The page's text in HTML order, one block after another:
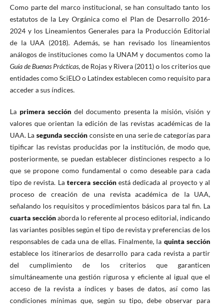
Como parte del marco institucional, se han consultado tanto los
estatutos de la Ley Orgánica como el Plan de Desarrollo 2016-
2024 y los Lineamientos Generales para la Producción Editorial
de la UAA (2018). Además, se han revisado los lineamientos
análogos de instituciones como la UNAM y documentos como la
Guía de Buenas Prácticas, de Rojas y Rivera (2011) o los criterios que
entidades como SciELO o Latindex establecen como requisito para
acceder a sus índices.
La primera sección del documento presenta la misión, visión y
valores que orientan la edición de las revistas académicas de la
UAA. La segunda sección consiste en una serie de categorías para
tipificar las revistas producidas por la institución, de modo que,
posteriormente, se puedan establecer distinciones respecto a lo
que se propone como fundamental o como deseable para cada
tipo de revista. La tercera secciónestá dedicada al proyecto y al
proceso de creación de una revista académica de la UAA,
señalando los requisitos y procedimientos básicos para tal fin. La
cuarta secciónaborda lo referente al proceso editorial, indicando
las variantes posibles según el tipo de revista y preferencias de los
responsables de cada una de ellas. Finalmente, la quinta sección
establece los itinerarios de desarrollo para cada revista a partir
del cumplimiento de los criterios que garanticen
simultáneamente una gestión rigurosa y eficiente al igual que el
acceso de la revista a índices y bases de datos, así como las
condiciones mínimas que, según su tipo, debe observar para